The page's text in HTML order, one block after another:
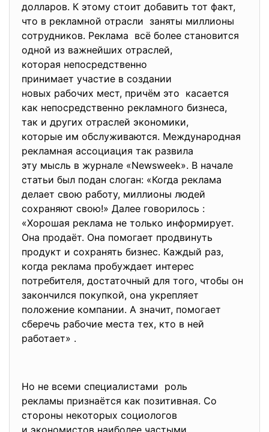
долларов. К этому стоит добавить тот факт,
что в рекламной отрасли заняты миллионы
сотрудников. Реклама всё более становится
одной из важнейших отраслей,
которая непосредственно
принимает участие в создании
новых рабочих мест, причём это касается
как непосредственно рекламного бизнеса,
так и других отраслей экономики,
которые им обслуживаются. Международная
рекламная ассоциация так развила
эту мысль в журнале «Newsweek». В начале
статьи был подан слоган: «Когда реклама
делает свою работу, миллионы людей
сохраняют свою!» Далее говорилось :
«Хорошая реклама не только информирует.
Она продаёт. Она помогает продвинуть
продукт и сохранять бизнес. Каждый раз,
когда реклама пробуждает интерес
потребителя, достаточный для того, чтобы он
закончился покупкой, она укрепляет
положение компании. А значит, помогает
сберечь рабочие места тех, кто в ней
работает» .
Но не всеми специалистами роль
рекламы признаётся как позитивная. Со
стороны некоторых социологов
и экономистов наиболее частыми